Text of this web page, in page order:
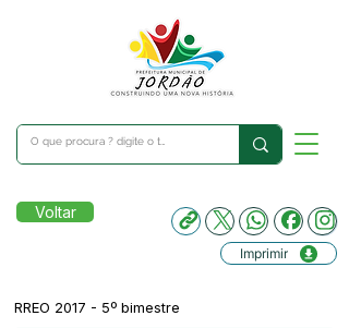
Voltar
Imprimir
RREO 2017 - 5º bimestre